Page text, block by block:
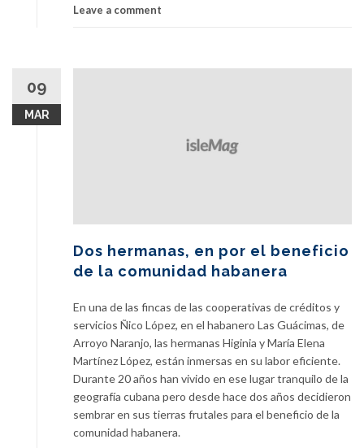
Leave a comment
09
MAR
Dos hermanas, en por el beneficio
de la comunidad habanera
En una de las fincas de las cooperativas de créditos y
servicios Ñico López, en el habanero Las Guácimas, de
Arroyo Naranjo, las hermanas Higinia y María Elena
Martínez López, están inmersas en su labor eficiente.
Durante 20 años han vivido en ese lugar tranquilo de la
geografía cubana pero desde hace dos años decidieron
sembrar en sus tierras frutales para el beneficio de la
comunidad habanera.